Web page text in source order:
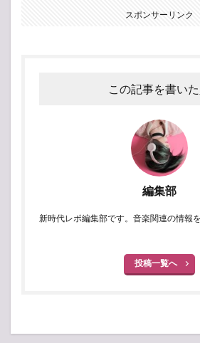
スポンサーリンク
この記事を書いた
編集部
新時代レポ編集部です。音楽関連の情報
投稿一覧へ